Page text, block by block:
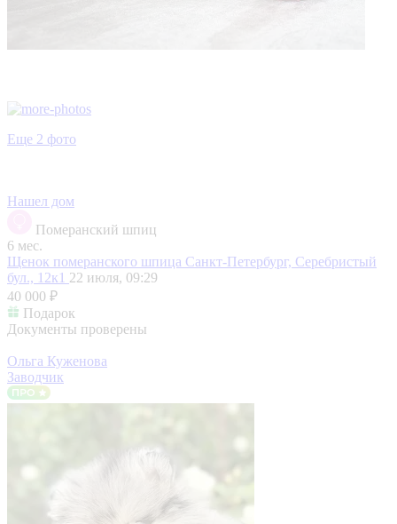
Еще 2 фото
Нашел дом
Померанский шпиц
6 мес.
Щенок померанского шпица Санкт-Петербург, Серебристый
бул., 12к1 22 июля, 09:29
40 000 ₽
Подарок
Документы проверены
Ольга Куженова
Заводчик